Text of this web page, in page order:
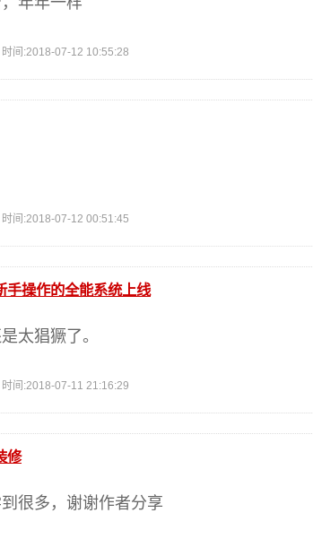
间:2018-07-12 10:55:28
间:2018-07-12 00:51:45
手操作的全能系统上线
太猖獗了。
间:2018-07-11 21:16:29
修
很多，谢谢作者分享